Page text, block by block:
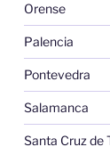
Orense
Palencia
Pontevedra
Salamanca
Santa Cruz de